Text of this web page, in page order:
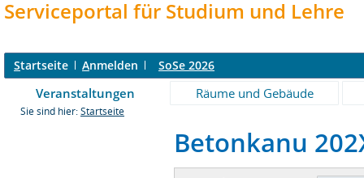
Serviceportal für Studium und Lehre
Startseite Anmelden SoSe 2026
Veranstaltungen Räume und Gebäude
Sie sind hier: Startseite
Betonkanu